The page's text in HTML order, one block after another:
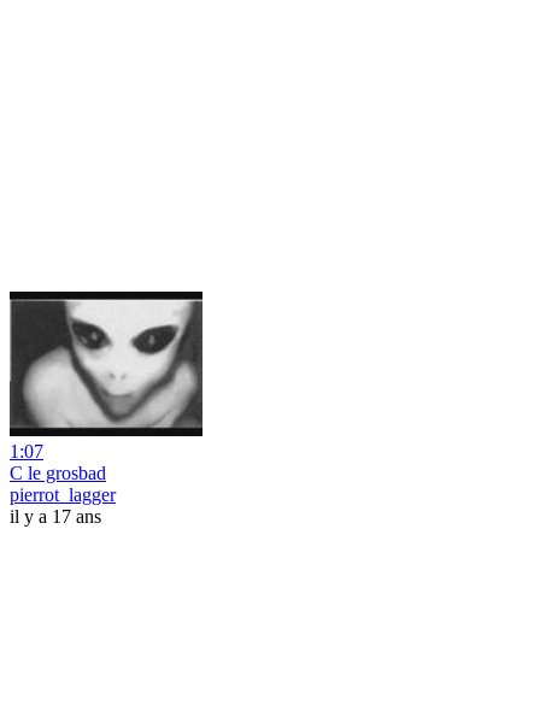
1:07
C le grosbad
pierrot_lagger
il y a 17 ans